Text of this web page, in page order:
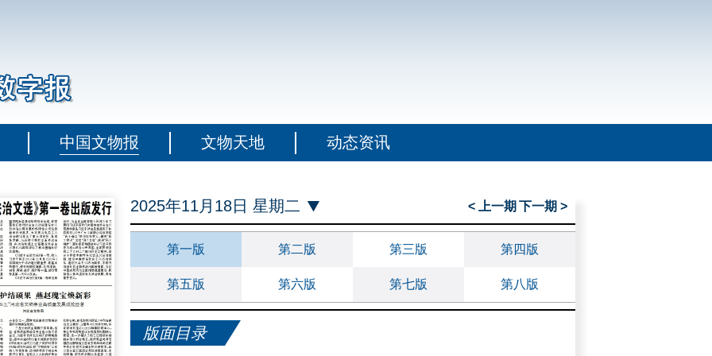
中国文物报 文物天地 动态资讯
2025年11月18日 星期二 < 上一期 下一期 >
第一版 第二版 第三版 第四版
第五版 第六版 第七版 第八版
版面目录